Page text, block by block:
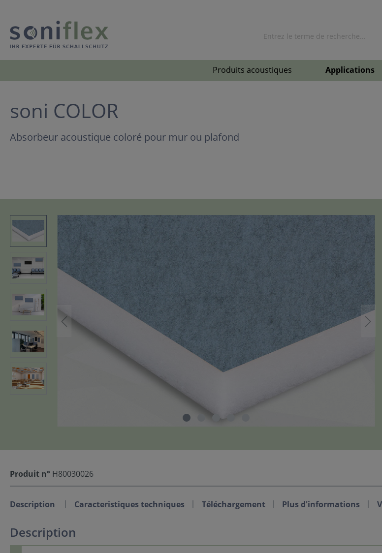
Produits acoustiques Applications
soni COLOR
Absorbeur acoustique coloré pour mur ou plafond
Produit n° H80030026
Description Caracteristiques techniques Téléchargement Plus d'informations
Description